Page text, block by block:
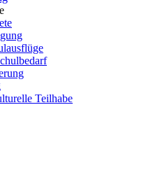
Teilhabe